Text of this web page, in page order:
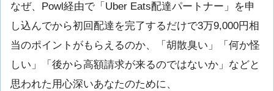
なぜ、Powl経由で「Uber Eats配達パートナー」を申
し込んでから初回配達を完了するだけで3万9,000円相
当のポイントがもらえるのか、「胡散臭い」「何か怪
しい」「後から高額請求が来るのではないか」などと
思われた用心深いあなたのために、